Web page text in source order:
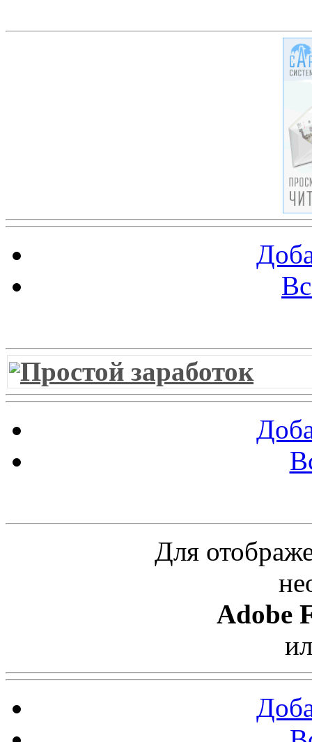
Простой заработок
Для
Adobe